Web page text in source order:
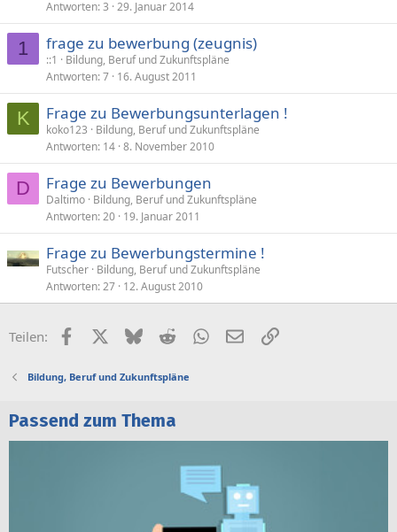
e
Antworten 3 29. Januar 2014
1 frage zu bewerbung (zeugnis)
::1
Bildung, Beruf und Zukunftspläne
Antworten 7 16. August 2011
K Frage zu Bewerbungsunterlagen !
koko123
Bildung, Beruf und Zukunftspläne
Antworten 14 8. November 2010
D Frage zu Bewerbungen
Daltimo Bildung, Beruf und Zukunftspläne
Antworten 20 19. Januar 2011
Frage zu Bewerbungstermine !
Futscher Bildung, Beruf und Zukunftspläne
Antworten 27 12. August 2010
Teilen: FacebookX (Twitter)
BlueskyRedditWhatsApp
E-MailLink
Bildung, Beruf und Zukunftspläne
Passend zum Thema